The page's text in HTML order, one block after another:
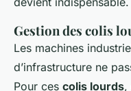
Gestion des colis
Les machines
d’infrastructure ne
Pour ces colis lourds,